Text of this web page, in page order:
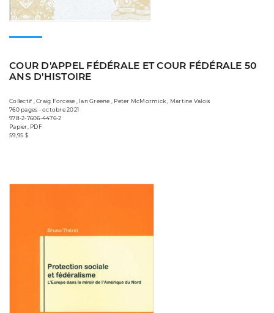
COUR D'APPEL FÉDÉRALE ET COUR FÉDÉRALE 50
ANS D'HISTOIRE
Collectif , Craig Forcese , Ian Greene , Peter McMormick , Martine Valois
760 pages • octobre 2021
978-2-7606-4476-2
Papier, PDF
59,95 $